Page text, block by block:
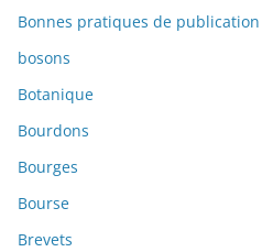
Bonnes pratiques de publication
bosons
Botanique
Bourdons
Bourges
Bourse
Brevets